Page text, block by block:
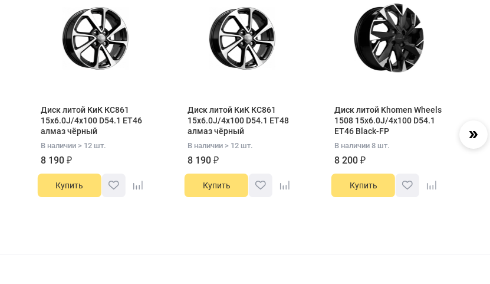
Диск литой КиК КС861
15x6.0J/4x100 D54.1 ET46
алмаз чёрный
В наличии > 12 шт.
8 190 ₽
Купить
Диск литой КиК КС861
15x6.0J/4x100 D54.1 ET48
алмаз чёрный
В наличии > 12 шт.
8 190 ₽
Купить
Диск литой Khomen Wheels
1508 15x6.0J/4x100 D54.1
ET46 Black-FP
В наличии 8 шт.
8 200 ₽
Купить